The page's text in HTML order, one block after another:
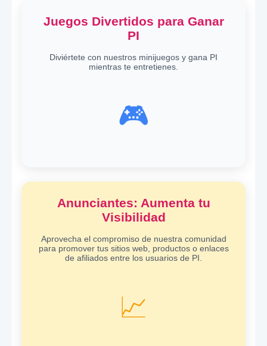
Juegos Divertidos para Ganar
PI
Diviértete con nuestros minijuegos y gana PI
mientras te entretienes.
🎮
Anunciantes: Aumenta tu
Visibilidad
Aprovecha el compromiso de nuestra comunidad
para promover tus sitios web, productos o enlaces
de afiliados entre los usuarios de PI.
📈